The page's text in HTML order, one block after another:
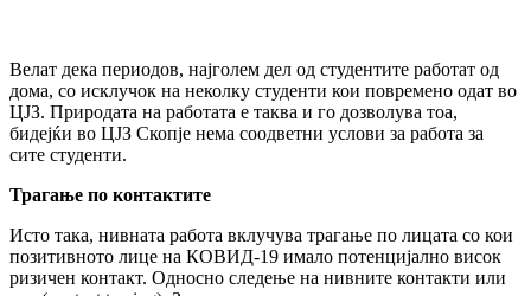
Велат дека периодов, најголем дел од студентите работат од
дома, со исклучок на неколку студенти кои повремено одат во
ЦЈЗ. Природата на работата е таква и го дозволува тоа,
бидејќи во ЦЈЗ Скопје нема соодветни услови за работа за
сите студенти.
Трагање по контактите
Исто така, нивната работа вклучува трагање по лицата со кои
позитивното лице на КОВИД-19 имало потенцијално висок
ризичен контакт. Односно следење на нивните контакти или